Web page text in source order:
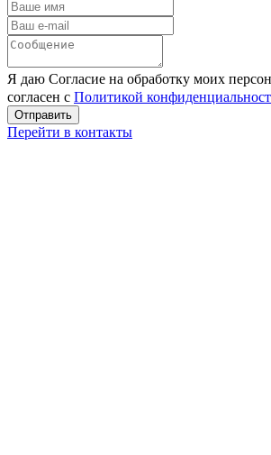
Я даю Согласие на обработку моих
согласен с Политикой
Перейти в контакты